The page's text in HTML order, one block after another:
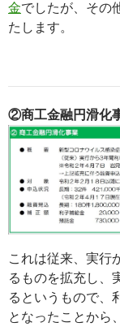
金でしたが、その
たします。
②商工金融円滑化
これは従来、実行
るものを拡充し、
るというもので、
となったことから